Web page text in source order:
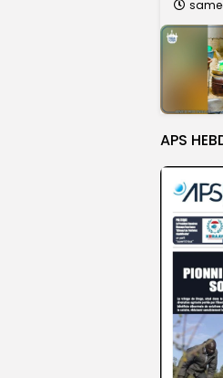
APS